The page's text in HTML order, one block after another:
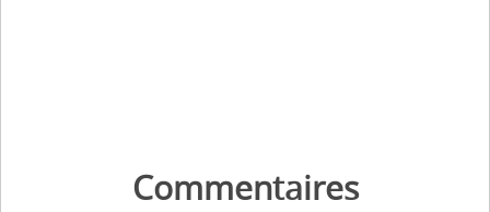
Commentaires